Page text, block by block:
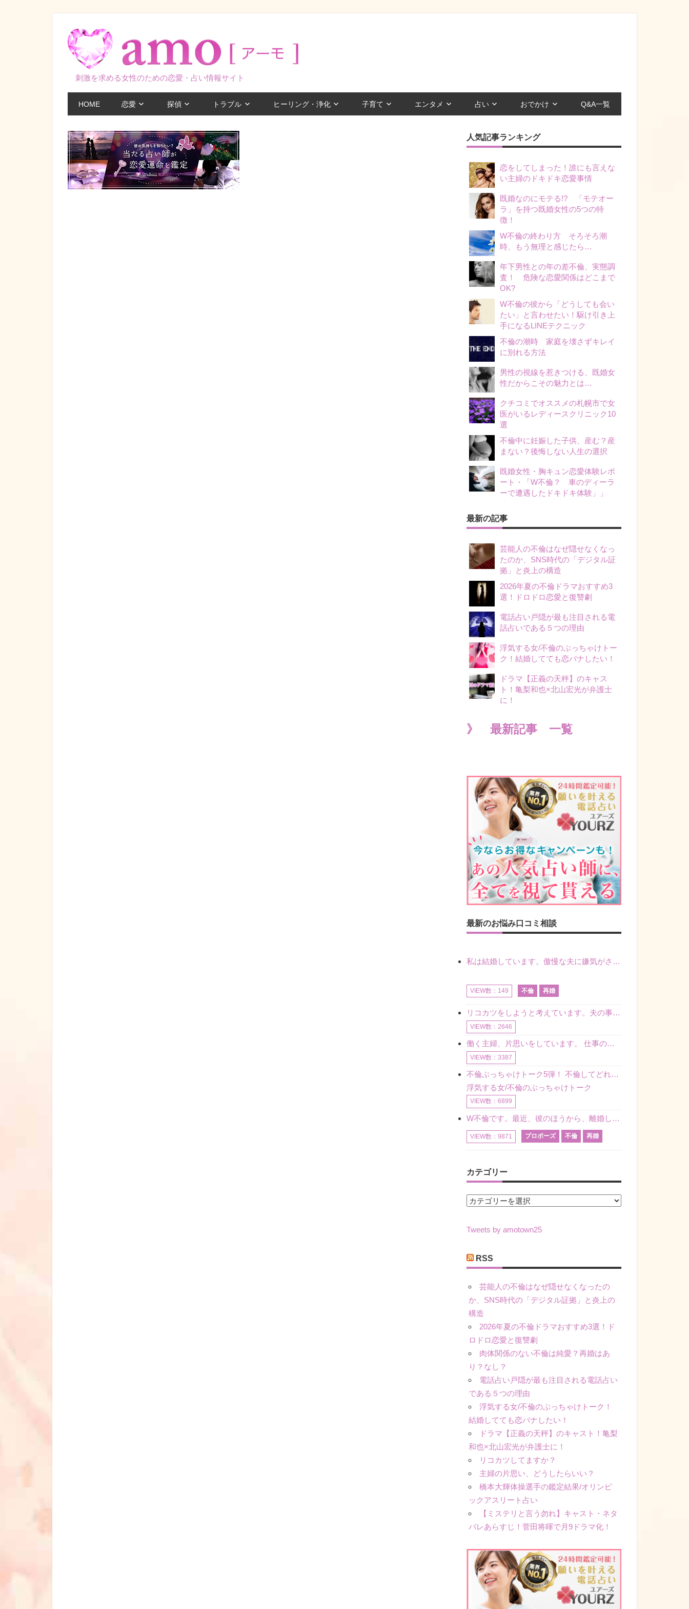
刺激を求める女性のための恋愛・占い情報サイト
HOME 恋愛 探偵 トラブル ヒーリング・浄化 子育て エンタメ 占い おでかけ Q&A一覧
人気記事ランキング
恋をしてしまった！誰にも言えな
い主婦のドキドキ恋愛事情
既婚なのにモテる!? 「モテオー
ラ」を持つ既婚女性の5つの特
徴！
W不倫の終わり方 そろそろ潮
時、もう無理と感じたら…
年下男性との年の差不倫、実態調
査！ 危険な恋愛関係はどこまで
OK?
W不倫の彼から「どうしても会い
たい」と言わせたい！駆け引き上
手になるLINEテクニック
不倫の潮時 家庭を壊さずキレイ
に別れる方法
男性の視線を惹きつける、既婚女
性だからこその魅力とは…
クチコミでオススメの札幌市で女
医がいるレディースクリニック10
選
不倫中に妊娠した子供、産む？産
まない？後悔しない人生の選択
既婚女性・胸キュン恋愛体験レポ
ート・「W不倫？ 車のディーラ
ーで遭遇したドキドキ体験」」
最新の記事
芸能人の不倫はなぜ隠せなくなっ
たのか、SNS時代の「デジタル証
拠」と炎上の構造
2026年夏の不倫ドラマおすすめ3
選！ドロドロ恋愛と復讐劇
電話占い戸隠が最も注目される電
話占いである５つの理由
浮気する女/不倫のぶっちゃけトー
ク！結婚してても恋バナしたい！
ドラマ【正義の天秤】のキャス
ト！亀梨和也×北山宏光が弁護士
に！
》 最新記事 一覧
最新のお悩み口コミ相談
私は結婚しています。傲慢な夫に嫌気がさし離婚を考えていたときに、彼と出会いました。彼には恋人がいましたが、話をするうちに、夫とのことを相談するようにな
VIEW数：149 不倫 再婚
リコカツをしようと考えています。夫の事からの愛情を全く感じません。子供がいるので、子供が成長するまではと我慢しています。 まず、お金が必要だと考え、仕事の量も増やしました。ところが、夫は働かず、結局は
VIEW数：2646
働く主婦、片思いをしています。 仕事の相談をしていくうちに、彼のことを好きになりました。私には夫も子供もいます。不倫をしているわけでもなく、もちろん、この気持ちは誰にも話していません。 ラインをする関
VIEW数：3387
不倫ぶっちゃけトーク5弾！ 不倫してどれくらい？ 不倫のあれこれを、なんでもどうぞ♪♪
浮気する女/不倫のぶっちゃけトーク
VIEW数：6899
W不倫です。最近、彼のほうから、離婚して再婚しよう、と言ってきました。ハッキリいうと、そこまでは考えていませんでした。彼を好きな気持ちはあるし、彼なしの生活は考えられません。だけど、離婚して再婚すると
VIEW数：9871 プロポーズ 不倫 再婚
カテゴリー
カ
ゴ
ー
Tweets by amotown25
RSS
芸能人の不倫はなぜ隠せなくなったの
か、SNS時代の「デジタル証拠」と炎上の
構造
2026年夏の不倫ドラマおすすめ3選！ド
ロドロ恋愛と復讐劇
肉体関係のない不倫は純愛？再婚はあ
り？なし？
電話占い戸隠が最も注目される電話占い
である５つの理由
浮気する女/不倫のぶっちゃけトーク！
結婚してても恋バナしたい！
ドラマ【正義の天秤】のキャスト！亀梨
和也×北山宏光が弁護士に！
リコカツしてますか？
主婦の片思い、どうしたらいい？
橋本大輝体操選手の鑑定結果/オリンピ
ックアスリート占い
【ミステリと言う勿れ】キャスト・ネタ
バレあらすじ！菅田将暉で月9ドラマ化！